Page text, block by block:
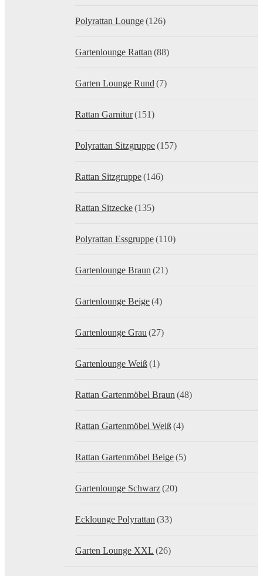
Polyrattan Lounge(126)
Gartenlounge Rattan (88)
Garten Lounge Rund (7)
Rattan Garnitur(151)
Polyrattan Sitzgruppe(157)
Rattan Sitzgruppe(146)
Rattan Sitzecke(135)
Polyrattan Essgruppe(110)
Gartenlounge Braun (21)
Gartenlounge Beige(4)
Gartenlounge Grau (27)
Gartenlounge Weiß(1)
Rattan Gartenmöbel Braun (48)
Rattan Gartenmöbel Weiß(4)
Rattan Gartenmöbel Beige(5)
Gartenlounge Schwarz(20)
Ecklounge Polyrattan (33)
Garten Lounge XXL (26)